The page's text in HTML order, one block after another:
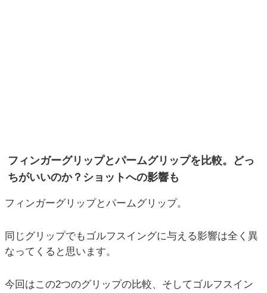
フィンガーグリップとパームグリップを比較。どっ
ちがいいのか？ショットへの影響も
フィンガーグリップとパームグリップ。
同じグリップでもゴルフスイングに与える影響は全く異
なってくると思います。
今回はこの2つのグリップの比較、そしてゴルフスイン